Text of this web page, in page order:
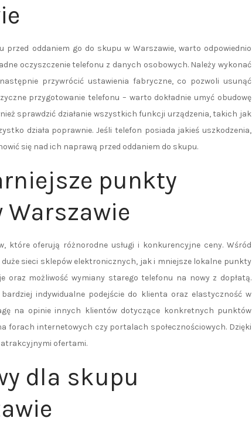
oddaniem go do skupu w Warszawie, warto odpowiednio
oczyszczenie telefonu z danych osobowych. Należy wykonać
przywrócić ustawienia fabryczne, co pozwoli usunąć
przygotowanie telefonu – warto dokładnie umyć obudowę
sprawdzić działanie wszystkich funkcji urządzenia, takich jak
działa poprawnie. Jeśli telefon posiada jakieś uszkodzenia,
się nad ich naprawą przed oddaniem do skupu.
punkty
które oferują różnorodne usługi i konkurencyjne ceny. Wśród
sieci sklepów elektronicznych, jak i mniejsze lokalne punkty
oraz możliwość wymiany starego telefonu na nowy z dopłatą.
indywidualne podejście do klienta oraz elastyczność w
na opinie innych klientów dotyczące konkretnych punktów
forach internetowych czy portalach społecznościowych. Dzięki
atrakcyjnymi ofertami.
dla skupu